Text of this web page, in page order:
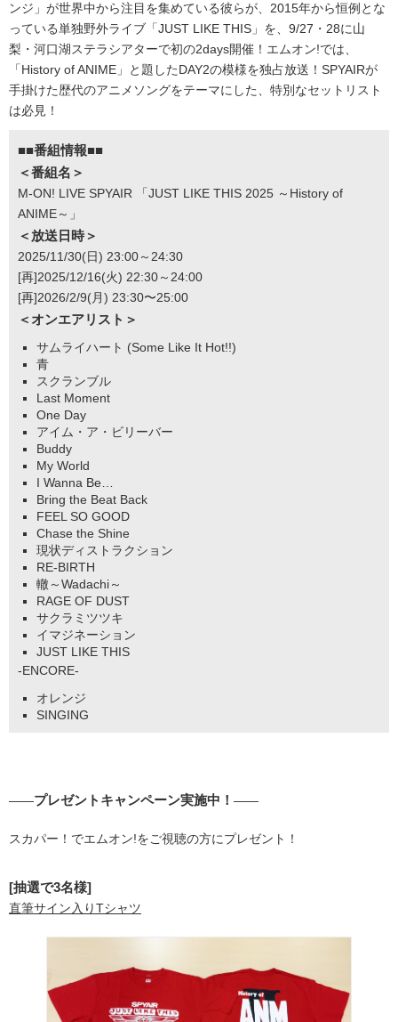
ンジ」が世界中から注目を集めている彼らが、2015年から恒例とな
っている単独野外ライブ「JUST LIKE THIS」を、9/27・28に山
梨・河口湖ステラシアターで初の2days開催！エムオン!では、
「History of ANIME」と題したDAY2の模様を独占放送！SPYAIRが
手掛けた歴代のアニメソングをテーマにした、特別なセットリスト
は必見！
■■番組情報■■
＜番組名＞
M-ON! LIVE SPYAIR 「JUST LIKE THIS 2025 ～History of
ANIME～」
＜放送日時＞
2025/11/30(日) 23:00～24:30
[再]2025/12/16(火) 22:30～24:00
[再]2026/2/9(月) 23:30〜25:00
＜オンエアリスト＞
サムライハート (Some Like It Hot!!)
青
スクランブル
Last Moment
One Day
アイム・ア・ビリーバー
Buddy
My World
I Wanna Be…
Bring the Beat Back
FEEL SO GOOD
Chase the Shine
現状ディストラクション
RE-BIRTH
轍～Wadachi～
RAGE OF DUST
サクラミツツキ
イマジネーション
JUST LIKE THIS
-ENCORE-
オレンジ
SINGING
――プレゼントキャンペーン実施中！ ――
スカパー！でエムオン!をご視聴の方にプレゼント！
[抽選で3名様]
直筆サイン入りTシャツ